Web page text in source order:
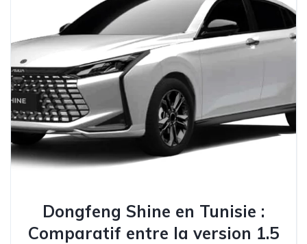
Dongfeng Shine en Tunisie :
Comparatif entre la version 1.5